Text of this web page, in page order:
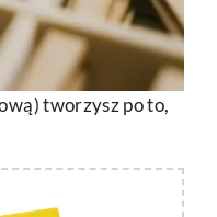
tworzysz po to,